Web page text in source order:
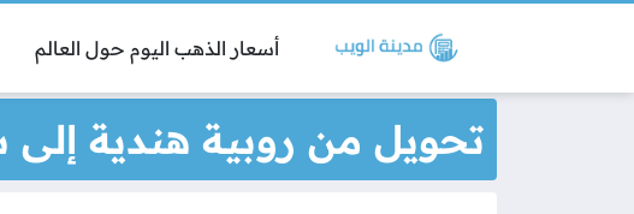
أسعار الذهب اليوم حول العالم
تحويل من روبية هندية